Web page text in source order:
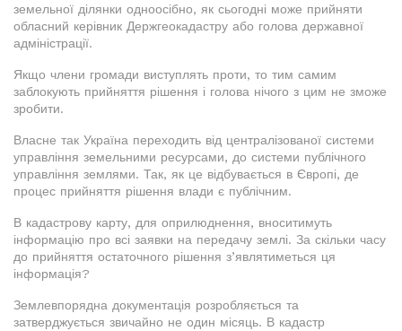
земельної ділянки одноосібно, як сьогодні може прийняти
обласний керівник Держгеокадастру або голова державної
адміністрації.
Якщо члени громади виступлять проти, то тим самим
заблокують прийняття рішення і голова нічого з цим не зможе
зробити.
Власне так Україна переходить від централізованої системи
управління земельними ресурсами, до системи публічного
управління землями. Так, як це відбувається в Європі, де
процес прийняття рішення влади є публічним.
В кадастрову карту, для оприлюднення, вноситимуть
інформацію про всі заявки на передачу землі. За скільки часу
до прийняття остаточного рішення з’являтиметься ця
інформація?
Землевпорядна документація розробляється та
затверджується звичайно не один місяць. В кадастр